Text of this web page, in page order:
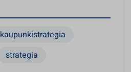
kaupunkistrategia
strategia